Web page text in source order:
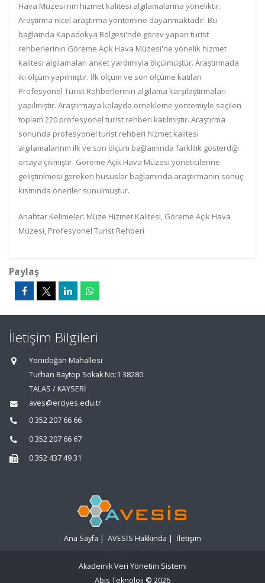
Hava Müzesi'nin hizmet kalitesi algılamalarına yöneliktir.
Araştırma nicel araştırma yöntemine dayanmaktadır. Bu
bağlamda Kapadokya Bölgesi'nde görev yapan turist
rehberlerinin Göreme Açık Hava Müzesi'ne yönelik hizmet
kalitesi algılamaları anket yardımıyla ölçülmüştür. Araştırmada
iki ölçüm yapılmıştır. İlk ölçüm ve son ölçüme katılan
Profesyonel Turist Rehberlerinin algılama karşılaştırmaları
yapılmıştır. Araştırmaya kolayda örnekleme yöntemiyle seçilen
toplam 220 profesyonel turist rehberi katılmıştır. Araştırma
sonunda profesyonel turist rehberi hizmet kalitesi
algılamalarının ilk ve son ölçüm bağlamında farklılık gösterdiği
ortaya çıkmıştır. Göreme Açık Hava Müzesi yöneticilerine
geliştirilmesi gereken hususlar bağlamında araştırmanın sonuç
kısmında öneriler sunulmuştur.
Anahtar Kelimeler: Müze Hizmet Kalitesi, Göreme Açık Hava
Müzesi, Profesyonel Turist Rehberi
Paylaş
İletişim Bilgileri
Yenidoğan Mahallesi
Turhan Baytop Sokak No:1 38280
TALAS / KAYSERİ
aves@erciyes.edu.tr
0 352 207 66 66
0 352 207 66 67
0 352 437 49 31
Ana Sayfa | AVESİS Hakkında | İletişim
Akademik Veri Yönetim Sistemi
Abis Teknoloji © 2026